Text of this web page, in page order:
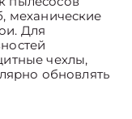
механические
Для
чехлы,
обновлять